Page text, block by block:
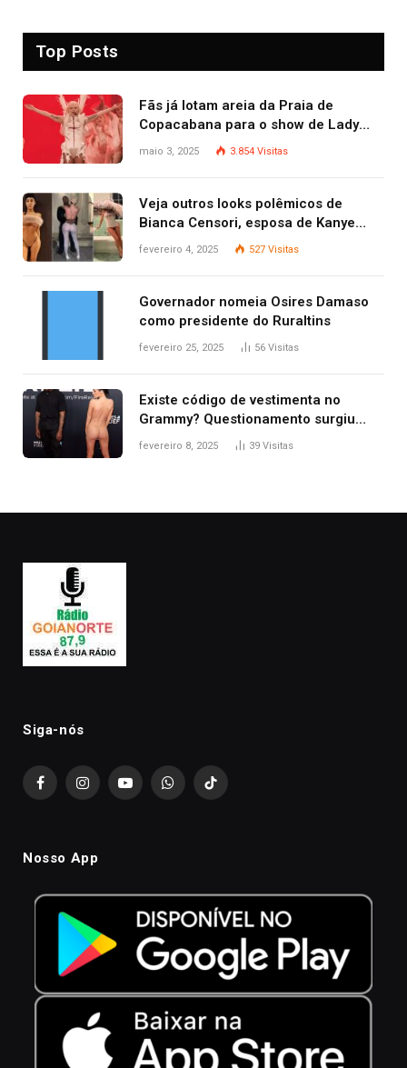
Top Posts
Fãs já lotam areia da Praia de
Copacabana para o show de Lady
Gaga
maio 3, 2025 3.854 Visitas
Veja outros looks polêmicos de
Bianca Censori, esposa de Kanye
West que apareceu nua no Grammy
fevereiro 4, 2025 527 Visitas
Governador nomeia Osires Damaso
como presidente do Ruraltins
fevereiro 25, 2025 56 Visitas
Existe código de vestimenta no
Grammy? Questionamento surgiu
após Bianca Censori, mulher de
fevereiro 8, 2025 39 Visitas
Siga-nós
FacebookInstagramYouTubeWhatsAppTikTok
Nosso App